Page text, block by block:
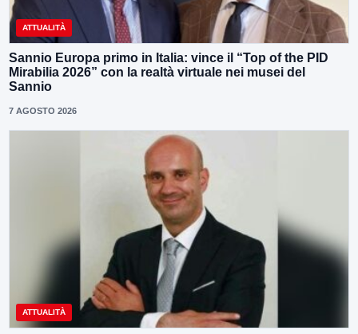
ATTUALITÀ
Sannio Europa primo in Italia: vince il “Top of the PID
Mirabilia 2026” con la realtà virtuale nei musei del
Sannio
7 AGOSTO 2026
ATTUALITÀ